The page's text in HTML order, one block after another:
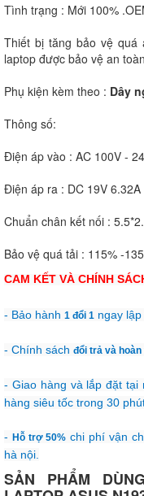
Tình trạng : Mới 100%
Thiết bị tăng bảo vệ quá
laptop được bảo vệ an
Phụ kiện kèm theo : Dây
Thông số:
Điện áp vào : AC 100V -
Điện áp ra : DC 19V 6.32A
Chuẩn chân kết nối :
Bảo vệ quá tải : 115% -
CAM KẾT VÀ CHÍNH
- Bảo hành 1 đổi 1 ngay
- Chính sách đổi trả và
- Giao hàng và lắp đặt tại
hàng siêu tốc trong 30
- Hỗ trợ 50% chi phí vận
hà nội.
SẢN PHẨM